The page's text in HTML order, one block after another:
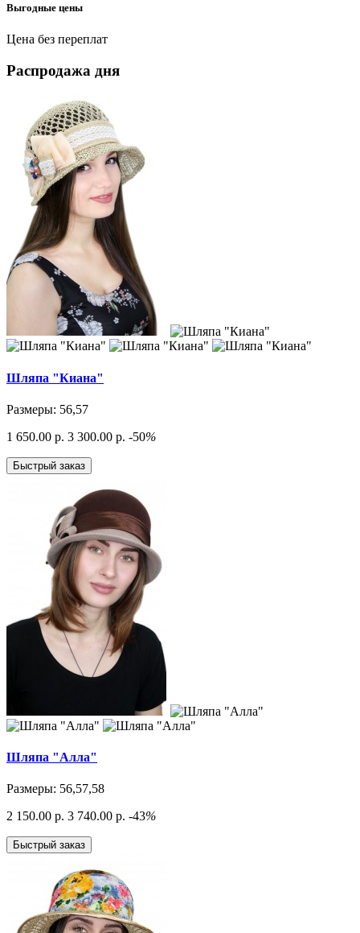
Выгодные цены
Цена без переплат
Распродажа дня
Шляпа "Киана"
Размеры: 56,57
1 650.00 р. 3 300.00 р. -50%
Быстрый заказ
Шляпа "Алла"
Размеры: 56,57,58
2 150.00 р. 3 740.00 р. -43%
Быстрый заказ